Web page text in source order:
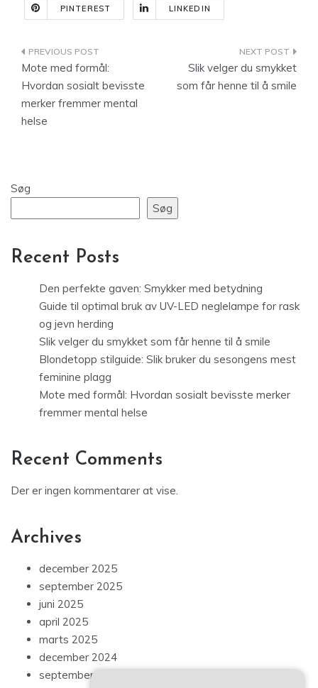
PINTEREST LINKEDIN
Indlægsnavigation
Mote med formål:
Hvordan sosialt bevisste
merker fremmer mental
helse
Slik velger du smykket
som får henne til å smile
Søg
Søg
Recent Posts
Den perfekte gaven: Smykker med betydning
Guide til optimal bruk av UV-LED neglelampe for rask
og jevn herding
Slik velger du smykket som får henne til å smile
Blondetopp stilguide: Slik bruker du sesongens mest
feminine plagg
Mote med formål: Hvordan sosialt bevisste merker
fremmer mental helse
Recent Comments
Der er ingen kommentarer at vise.
Archives
december 2025
september 2025
juni 2025
april 2025
marts 2025
december 2024
september 2024